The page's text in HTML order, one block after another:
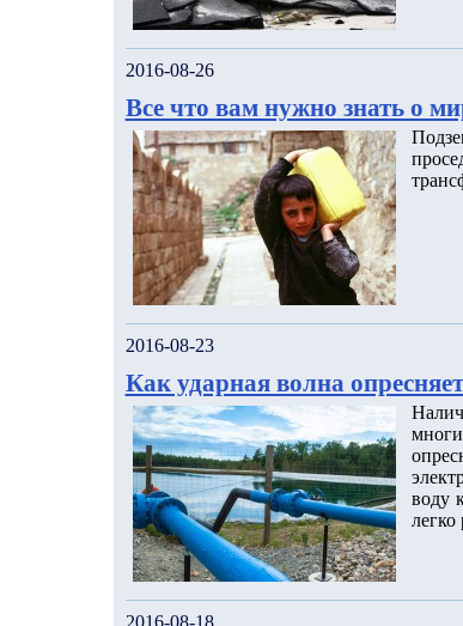
2016-08-26
Все что вам нужно знать о
2016-08-23
Как ударная волна
воду
легко
2016-08-18